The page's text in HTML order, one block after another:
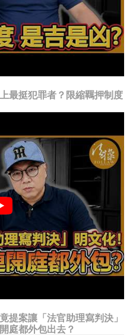
最挺犯罪者？限縮羈押制度
提案讓「法官助理寫判決」
庭都外包出去？